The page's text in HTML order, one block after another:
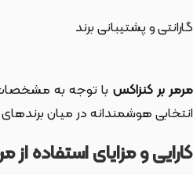
گارانتی و پشتیبانی برند
مرمر بر کنزاکس با توجه به
انتخابی هوشمندانه در میان برندهای
کارایی و مزایای استفاده از